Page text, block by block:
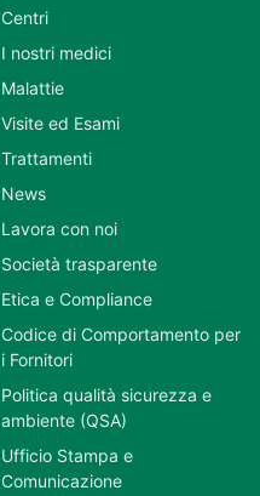
Centri
I nostri medici
Malattie
Visite ed Esami
Trattamenti
News
Lavora con noi
Società trasparente
Etica e Compliance
Codice di Comportamento per
i Fornitori
Politica qualità sicurezza e
ambiente (QSA)
Ufficio Stampa e
Comunicazione